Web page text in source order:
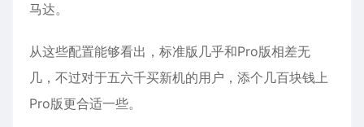
马达。
从这些配置能够看出，标准版几乎和Pro版相差无
几，不过对于五六千买新机的用户，添个几百块钱上
Pro版更合适一些。